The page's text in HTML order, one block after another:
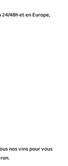
48h et en Europe,
nos vins pour vous